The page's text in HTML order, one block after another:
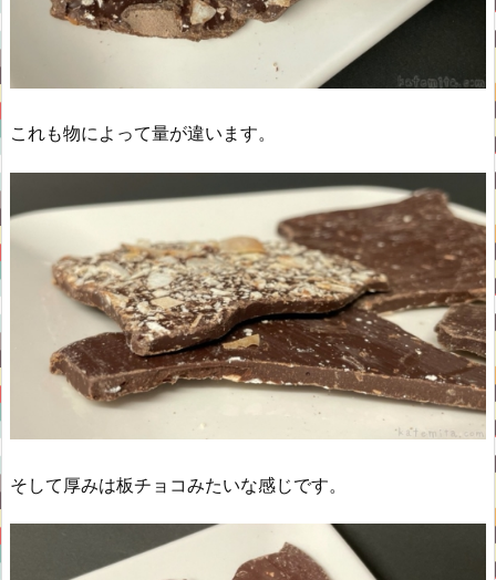
これも物によって量が違います。
そして厚みは板チョコみたいな感じです。